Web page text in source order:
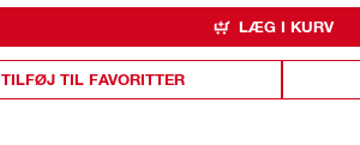
LÆG I KURV
TILFØJ TIL FAVORITTER